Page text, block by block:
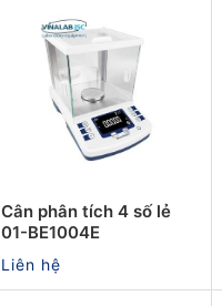
Cân phân tích 4 số lẻ
01-BE1004E
Liên hệ